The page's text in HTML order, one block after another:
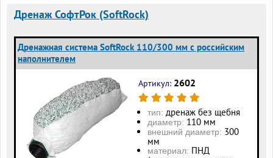
Дренаж СофтРок (SoftRock)
Дренажная система SoftRock 110/300 мм с российским
наполнителем
Артикул: 2602
тип: дренаж без щебня
диаметр: 110 мм
внешний диаметр: 300
мм
материал: ПНД